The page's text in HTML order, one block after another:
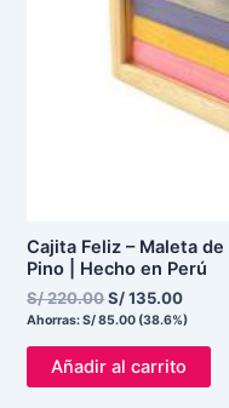
Cajita Feliz – Maleta
Pino | Hecho en Perú
S/220.00S/135.00
Ahorras:S/85.00 (38.6%)
Añadir al carrito